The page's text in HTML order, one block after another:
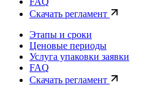
Скачать регламент
Этапы и сроки
Ценовые периоды
Услуга упаковки заявки
FAQ
Скачать регламент